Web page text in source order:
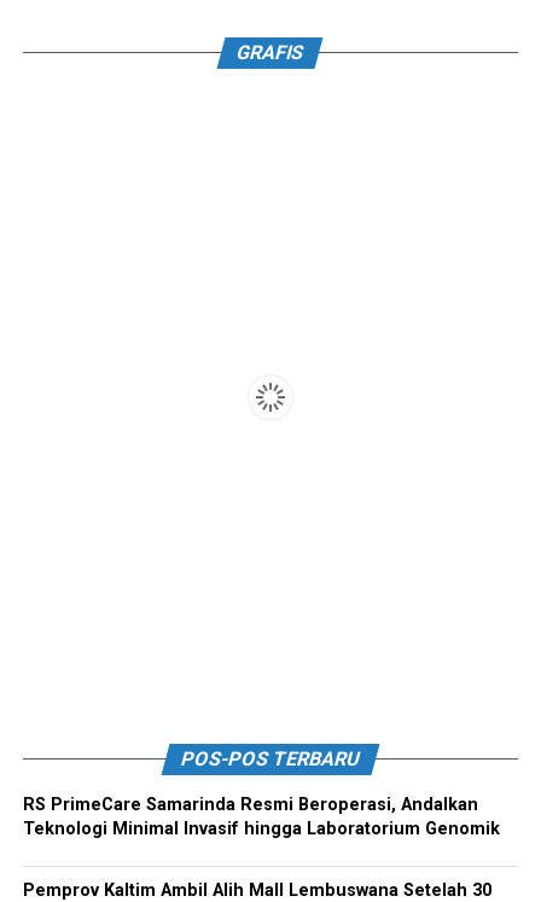
GRAFIS
POS-POS TERBARU
RS PrimeCare Samarinda Resmi Beroperasi, Andalkan
Teknologi Minimal Invasif hingga Laboratorium Genomik
Pemprov Kaltim Ambil Alih Mall Lembuswana Setelah 30